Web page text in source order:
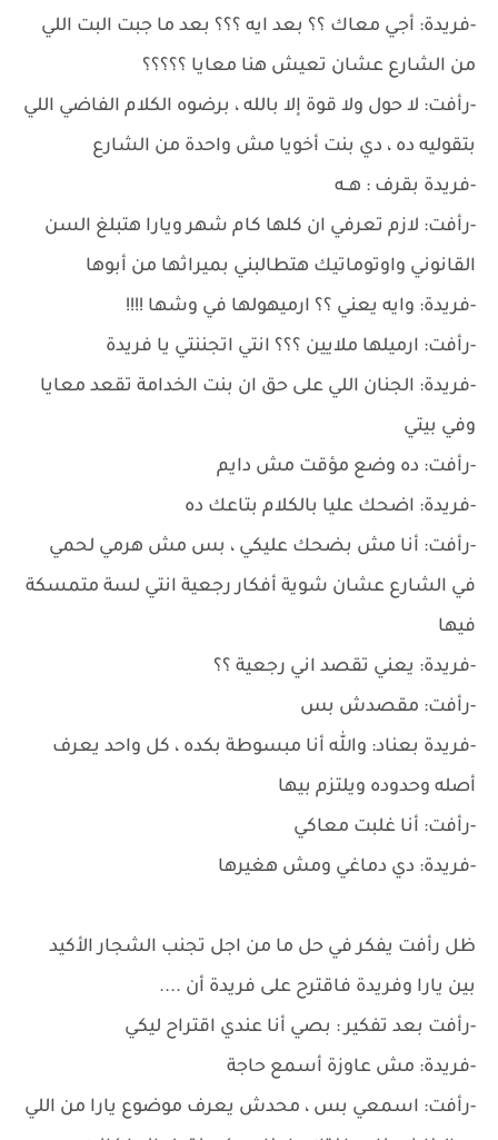
-فريدة: أجي معاك ؟؟ بعد ايه ؟؟؟ بعد ما جبت البت اللي
من الشارع عشان تعيش هنا معايا ؟؟؟؟؟
-رأفت: لا حول ولا قوة إلا بالله ، برضوه الكلام الفاضي اللي
بتقوليه ده ، دي بنت أخويا مش واحدة من الشارع
-فريدة بقرف : هــه
-رأفت: لازم تعرفي ان كلها كام شهر ويارا هتبلغ السن
القانوني واوتوماتيك هتطالبني بميراثها من أبوها
-فريدة: وايه يعني ؟؟ ارميهولها في وشها !!!!
-رأفت: ارميلها ملايين ؟؟؟ انتي اتجننتي يا فريدة
-فريدة: الجنان اللي على حق ان بنت الخدامة تقعد معايا
وفي بيتي
-رأفت: ده وضع مؤقت مش دايم
-فريدة: اضحك عليا بالكلام بتاعك ده
-رأفت: أنا مش بضحك عليكي ، بس مش هرمي لحمي
في الشارع عشان شوية أفكار رجعية انتي لسة متمسكة
فيها
-فريدة: يعني تقصد اني رجعية ؟؟
-رأفت: مقصدش بس
-فريدة بعناد: والله أنا مبسوطة بكده ، كل واحد يعرف
أصله وحدوده ويلتزم بيها
-رأفت: أنا غلبت معاكي
-فريدة: دي دماغي ومش هغيرها
ظل رأفت يفكر في حل ما من اجل تجنب الشجار الأكيد
بين يارا وفريدة فاقترح على فريدة أن ....
-رأفت بعد تفكير : بصي أنا عندي اقتراح ليكي
-فريدة: مش عاوزة أسمع حاجة
-رأفت: اسمعي بس ، محدش يعرف موضوع يارا من اللي